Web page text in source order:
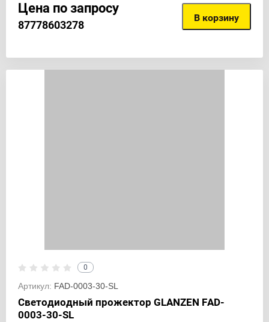
Цена по запросу
87778603278
В корзину
0
Артикул: FAD-0003-30-SL
Светодиодный прожектор GLANZEN FAD-
0003-30-SL